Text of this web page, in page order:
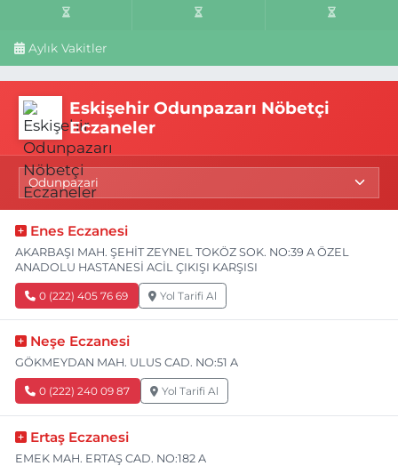
Aylık Vakitler
Eskişehir Odunpazarı Nöbetçi
Eczaneler
Enes Eczanesi
AKARBAŞI MAH. ŞEHİT ZEYNEL TOKÖZ SOK. NO:39 A ÖZEL
ANADOLU HASTANESİ ACİL ÇIKIŞI KARŞISI
0 (222) 405 76 69 Yol Tarifi Al
Neşe Eczanesi
GÖKMEYDAN MAH. ULUS CAD. NO:51 A
0 (222) 240 09 87 Yol Tarifi Al
Ertaş Eczanesi
EMEK MAH. ERTAŞ CAD. NO:182 A